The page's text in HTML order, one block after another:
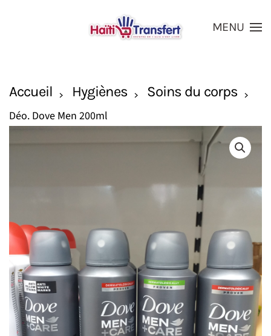
Skip to main content
MENU
Accueil Hygiènes Soins du corps
Déo. Dove Men 200ml